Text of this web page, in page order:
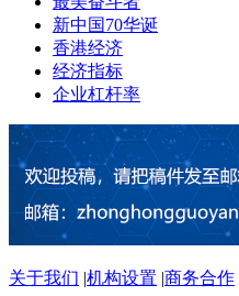
新中国70华诞
香港经济
经济指标
企业杠杆率
关于我们 |机构设置 |商务合作